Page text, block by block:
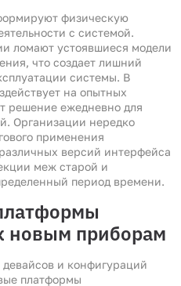
физическую
с системой.
ломают устоявшиеся модели
что создает лишний
системы. В
на опытных
решение ежедневно для
Организации нередко
применения
версий интерфейса
меж старой и
период времени.
новым приборам
и конфигураций
платформы